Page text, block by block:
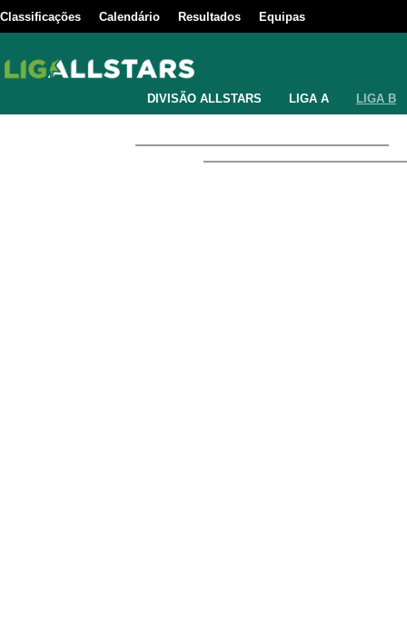
Classificações Calendário Resultados Equipas
DIVISÃO ALLSTARS LIGA A LIGA B